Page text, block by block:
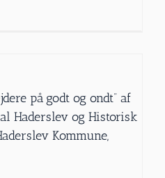
på godt og ondt” af
Haderslev og Historisk
Kommune,